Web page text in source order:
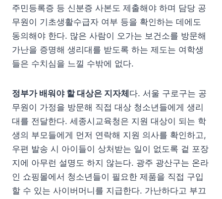
주민등록증 등 신분증 사본도 제출해야 하며 담당 공
무원이 기초생활수급자 여부 등을 확인하는 데에도
동의해야 한다. 많은 사람이 오가는 보건소를 방문해
가난을 증명해 생리대를 받도록 하는 제도는 여학생
들은 수치심을 느낄 수밖에 없다.
정부가 배워야 할 대상은 지자체 다. 서울 구로구는 공
무원이 가정을 방문해 직접 대상 청소년들에게 생리
대를 전달한다. 세종시교육청은 지원 대상이 되는 학
생의 부모들에게 먼저 연락해 지원 의사를 확인하고,
우편 발송 시 아이들이 상처받는 일이 없도록 겉 포장
지에 아무런 설명도 하지 않는다. 광주 광산구는 온라
인 쇼핑몰에서 청소년들이 필요한 제품을 직접 구입
할 수 있는 사이버머니를 지급한다. 가난하다고 부끄